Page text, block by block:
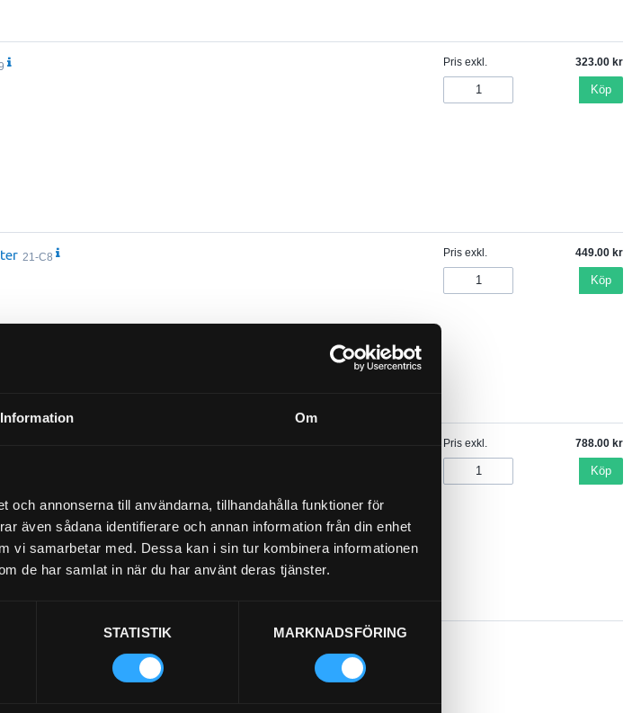
Information Om
och annonserna till användarna, tillhandahålla funktioner för
även sådana identifierare och annan information från din enhet
vi samarbetar med. Dessa kan i sin tur kombinera informationen
de har samlat in när du har använt deras tjänster.
STATISTIK MARKNADSFÖRING
Pris exkl. 323.00
Köp
21-C8 Pris exkl. 449.00
Köp
Pris exkl. 788.00
Köp